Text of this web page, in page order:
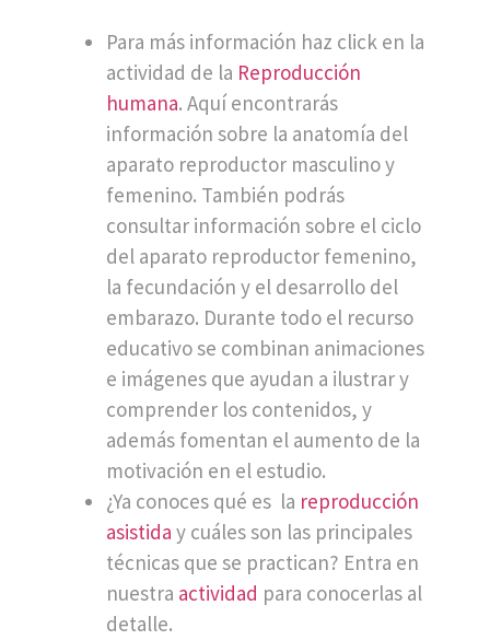
Para más información haz click en la
actividad de la Reproducción
humana. Aquí encontrarás
información sobre la anatomía del
aparato reproductor masculino y
femenino. También podrás
consultar información sobre el ciclo
del aparato reproductor femenino,
la fecundación y el desarrollo del
embarazo. Durante todo el recurso
educativo se combinan animaciones
e imágenes que ayudan a ilustrar y
comprender los contenidos, y
además fomentan el aumento de la
motivación en el estudio.
¿Ya conoces qué es la reproducción
asistida y cuáles son las principales
técnicas que se practican? Entra en
nuestra actividad para conocerlas al
detalle.